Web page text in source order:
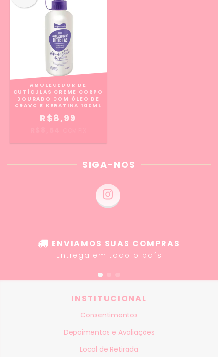
AMOLECEDOR DE
CUTÍCULAS CREME CORPO
DOURADO COM ÓLEO DE
CRAVO E KERATINA 100ML
R$8,99
SIGA-NOS
ENVIAMOS SUAS COMPRAS
Entrega em todo o país
INSTITUCIONAL
Consentimentos
Depoimentos e Avaliações
Local de Retirada